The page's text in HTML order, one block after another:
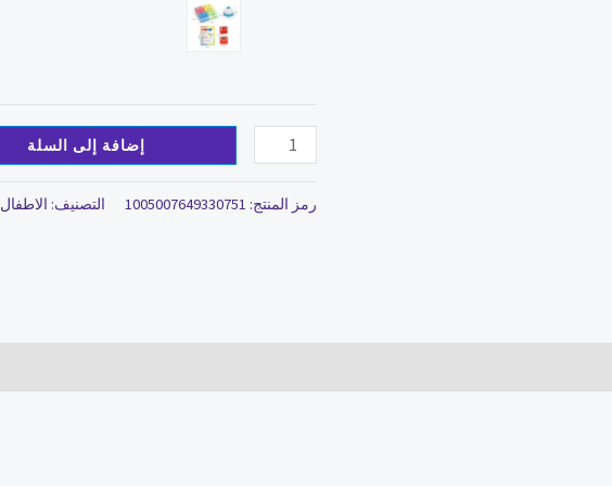
إضافة إلى السلة
رمز المنتج: 1005007649330751 التصنيف: الاطفال